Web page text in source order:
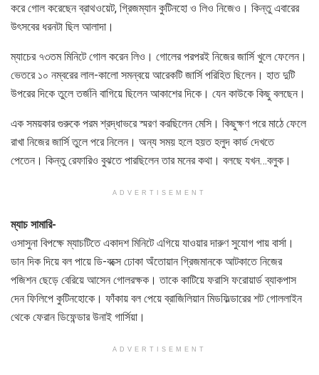
করে গোল করেছেন ব্রাথওয়েট, গ্রিজম্যান কুটিনহো ও লিও নিজেও। কিন্তু এবারের
উৎসবের ধরনটা ছিল আলাদা।
ম্যাচের ৭৩তম মিনিটে গোল করেন লিও। গোলের পরপরই নিজের জার্সি খুলে ফেলেন।
ভেতরে ১০ নম্বরের লাল-কালো সমন্বয়ে আরেকটি জার্সি পরিহিত ছিলেন। হাত দুটি
উপরের দিকে তুলে তর্জনি বাগিয়ে ছিলেন আকাশের দিকে। যেন কাউকে কিছু বলছেন।
এক সময়কার গুরুকে পরম শ্রদ্ধাভরে স্মরণ করছিলেন মেসি। কিছুক্ষণ পরে মাঠে ফেলে
রাখা নিজের জার্সি তুলে পরে নিলেন। অন্য সময় হলে হয়ত হলুদ কার্ড দেখতে
পেতেন। কিন্তু রেফারিও বুঝতে পারছিলেন তার মনের কথা। বলছে যখন…বলুক।
ADVERTISEMENT
ম্যাচ সামারি-
ওসাসুনা বিপক্ষে ম্যাচটিতে একাদশ মিনিটে এগিয়ে যাওয়ার দারুণ সুযোগ পায় বার্সা।
ডান দিক দিয়ে বল পায়ে ডি-বক্সে ঢোকা অঁতোয়ান গ্রিজমানকে আটকাতে নিজের
পজিশন ছেড়ে বেরিয়ে আসেন গোলরক্ষক। তাকে কাটিয়ে ফরাসি ফরোয়ার্ড ব্যাকপাস
দেন ফিলিপে কুটিনহোকে। ফাঁকায় বল পেয়ে ব্রাজিলিয়ান মিডফিল্ডারের শট গোললাইন
থেকে ফেরান ডিফেন্ডার উনাই গার্সিয়া।
ADVERTISEMENT